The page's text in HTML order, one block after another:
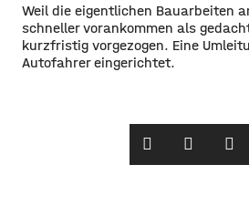
Weil die eigentlichen Bauarbeiten
schneller vorankommen als
kurzfristig vorgezogen. Eine
Autofahrer eingerichtet.